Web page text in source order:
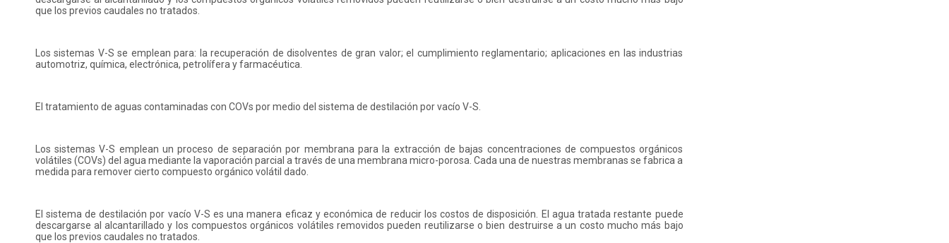
que los previos caudales no tratados.
Los sistemas V-S se emplean para: la recuperación de disolventes de gran valor; el cumplimiento reglamentario; aplicaciones en las industrias
automotriz, química, electrónica, petrolífera y farmacéutica.
El tratamiento de aguas contaminadas con COVs por medio del sistema de destilación por vacío V-S.
Los sistemas V-S emplean un proceso de separación por membrana para la extracción de bajas concentraciones de compuestos orgánicos
volátiles (COVs) del agua mediante la vaporación parcial a través de una membrana micro-porosa. Cada una de nuestras membranas se fabrica a
medida para remover cierto compuesto orgánico volátil dado.
El sistema de destilación por vacío V-S es una manera eficaz y económica de reducir los costos de disposición. El agua tratada restante puede
descargarse al alcantarillado y los compuestos orgánicos volátiles removidos pueden reutilizarse o bien destruirse a un costo mucho más bajo
que los previos caudales no tratados.